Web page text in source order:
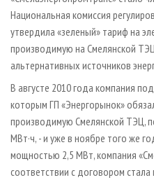
Национальная комиссия
утвердила «зеленый» тариф на
производимую на Смелянской
альтернативных источников
В августе 2010 года компания
которым ГП «Энергорынок»
производимую Смелянской ТЭЦ,
МВт·ч, - и уже в ноябре того же
мощностью 2,5 МВт, компания
соответствии с договором